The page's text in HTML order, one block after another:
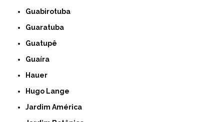
Guabirotuba
Guaratuba
Guatupê
Guaíra
Hauer
Hugo Lange
Jardim América